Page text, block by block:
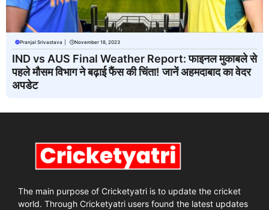
Pranjal Srivastava November 18, 2023
IND vs AUS Final Weather Report: फाइनल मुकाबले से
पहले मौसम विभाग ने बढ़ाई फैंस की चिंता! जानें अहमदाबाद का वेदर
अपडेट
The main purpose of Cricketyatri is to update the cricket
world. Through Cricketyatri users found the latest updates